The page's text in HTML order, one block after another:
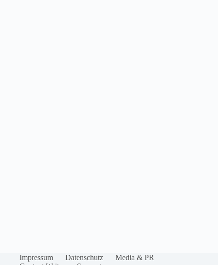
Impressum Datenschutz
Media & PR